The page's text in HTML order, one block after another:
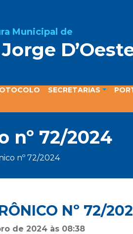
Municipal de
SECRETARIAS
nº 72/2024
nº 72/2024
Nº 72/
de 2024 às 08:38